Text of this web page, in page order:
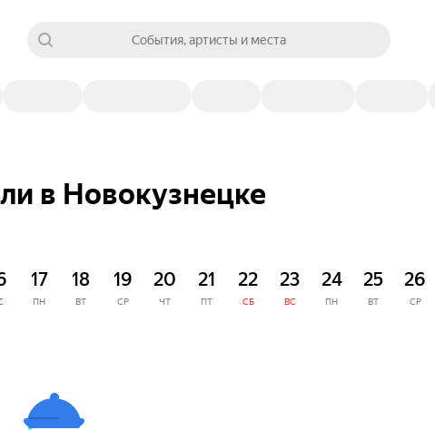
События, артисты и места
в Новокузнецке
17
ПН
18
ВТ
19
СР
20
ЧТ
21
ПТ
22
СБ
23
ВС
24
ПН
25
ВТ
26
СР